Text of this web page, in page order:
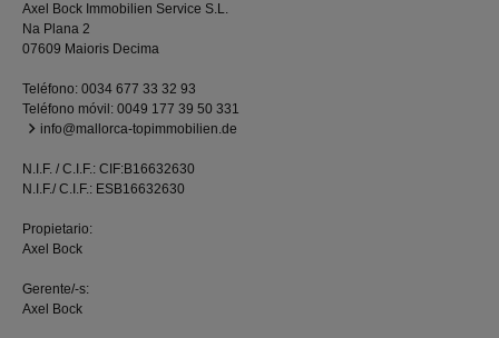
Axel Bock Immobilien Service S.L.
Na Plana 2
07609 Maioris Decima
Teléfono: 0034 677 33 32 93
Teléfono móvil: 0049 177 39 50 331
info@mallorca-topimmobilien.de
N.I.F. / C.I.F.: CIF:B16632630
N.I.F./ C.I.F.: ESB16632630
Propietario:
Axel Bock
Gerente/-s:
Axel Bock